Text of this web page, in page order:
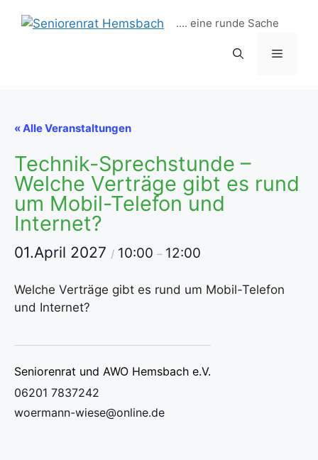
Inhalt
…. eine runde Sache
Menü
« Alle Veranstaltungen
Technik-Sprechstunde –
Welche Verträge gibt es rund
um Mobil-Telefon und
Internet?
01.April 2027 / 10:00 – 12:00
Welche Verträge gibt es rund um Mobil-Telefon
und Internet?
Seniorenrat und AWO Hemsbach e.V.
06201 7837242
woermann-wiese@online.de